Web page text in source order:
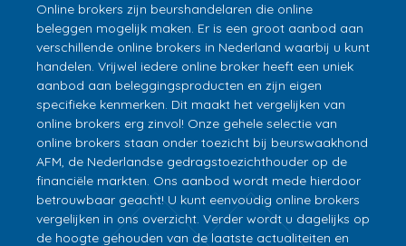
Online brokers zijn beurshandelaren die online
beleggen mogelijk maken. Er is een groot aanbod aan
verschillende online brokers in Nederland waarbij u kunt
handelen. Vrijwel iedere online broker heeft een uniek
aanbod aan beleggingsproducten en zijn eigen
specifieke kenmerken. Dit maakt het vergelijken van
online brokers erg zinvol! Onze gehele selectie van
online brokers staan onder toezicht bij beurswaakhond
AFM, de Nederlandse gedragstoezichthouder op de
financiële markten. Ons aanbod wordt mede hierdoor
betrouwbaar geacht! U kunt eenvoudig online brokers
vergelijken in ons overzicht. Verder wordt u dagelijks op
de hoogte gehouden van de laatste actualiteiten en